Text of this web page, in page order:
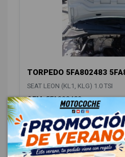
TORPEDO 5FA802483
SEAT LEON (KL1, KLG) 1.0 TSI
OEM:5FA802483
ID:1551336
36,00 € Sin IVA
43,56 € Con IVA